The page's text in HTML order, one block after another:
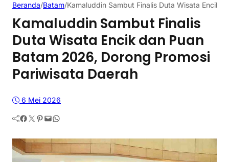
Beranda/Batam/Kamaluddin Sambut Finalis Duta Wisata Encik
Kamaluddin Sambut Finalis
Duta Wisata Encik dan Puan
Batam 2026, Dorong Promosi
Pariwisata Daerah
6 Mei 2026
Facebook Twitter Pinterest Mail WhatsApp